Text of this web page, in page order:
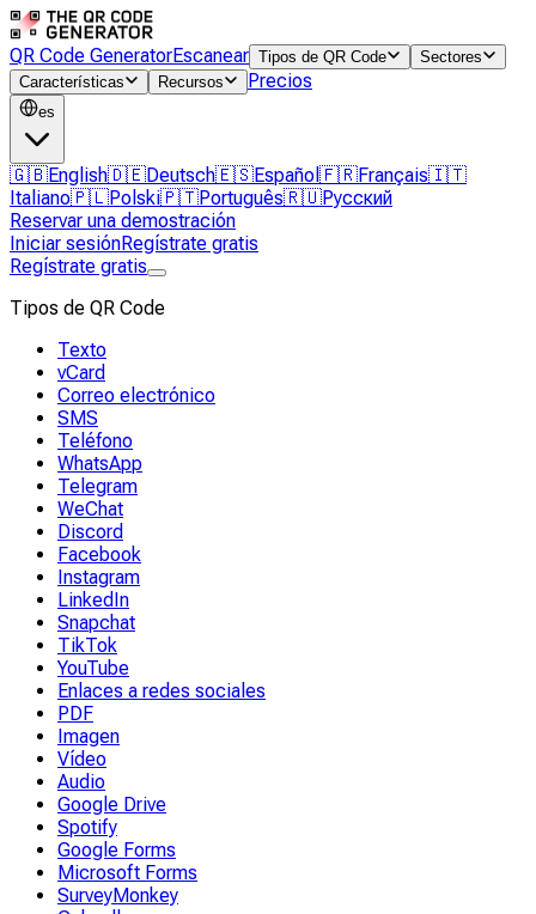
QR Code GeneratorEscanear Tipos de QR Code
Sectores
Características
Recursos Precios
es
🇬🇧English🇩🇪Deutsch🇪🇸Español 🇫🇷Français🇮🇹
Italiano🇵🇱Polski🇵🇹Português🇷🇺Русский
Reservar una demostración
Iniciar sesiónRegístrate gratis
Regístrate gratis
Tipos de QR Code
Texto
vCard
Correo electrónico
SMS
Teléfono
WhatsApp
Telegram
WeChat
Discord
Facebook
Instagram
LinkedIn
Snapchat
TikTok
YouTube
Enlaces a redes sociales
PDF
Imagen
Vídeo
Audio
Google Drive
Spotify
Google Forms
Microsoft Forms
SurveyMonkey